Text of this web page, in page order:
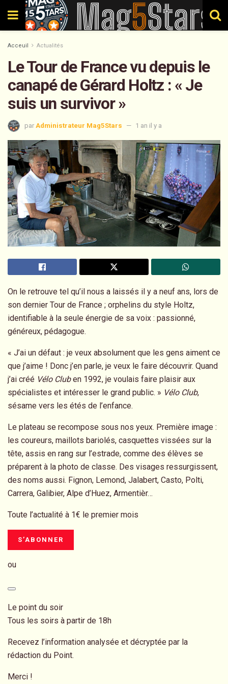
Acceuil Actualités
Le Tour de France vu depuis le
canapé de Gérard Holtz : « Je
suis un survivor »
par Administrateur Mag5Stars 1 an il y a
On le retrouve tel qu’il nous a laissés il y a neuf ans, lors de
son dernier Tour de France ; orphelins du style Holtz,
identifiable à la seule énergie de sa voix : passionné,
généreux, pédagogue.
« J’ai un défaut : je veux absolument que les gens aiment ce
que j’aime ! Donc j’en parle, je veux le faire découvrir. Quand
j’ai créé Vélo Cluben 1992, je voulais faire plaisir aux
spécialistes et intéresser le grand public. » Vélo Club,
sésame vers les étés de l’enfance.
Le plateau se recompose sous nos yeux. Première image :
les coureurs, maillots bariolés, casquettes vissées sur la
tête, assis en rang sur l’estrade, comme des élèves se
préparent à la photo de classe. Des visages ressurgissent,
des noms aussi. Fignon, Lemond, Jalabert, Casto, Polti,
Carrera, Galibier, Alpe d’Huez, Armentièr…
Toute l’actualité à 1€ le premier mois
S’ABONNER
ou
Le point du soir
Tous les soirs à partir de 18h
Recevez l’information analysée et décryptée par la
rédaction du Point.
Merci !